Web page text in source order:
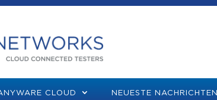
CLOUD NEUESTE NACHRICHTEN